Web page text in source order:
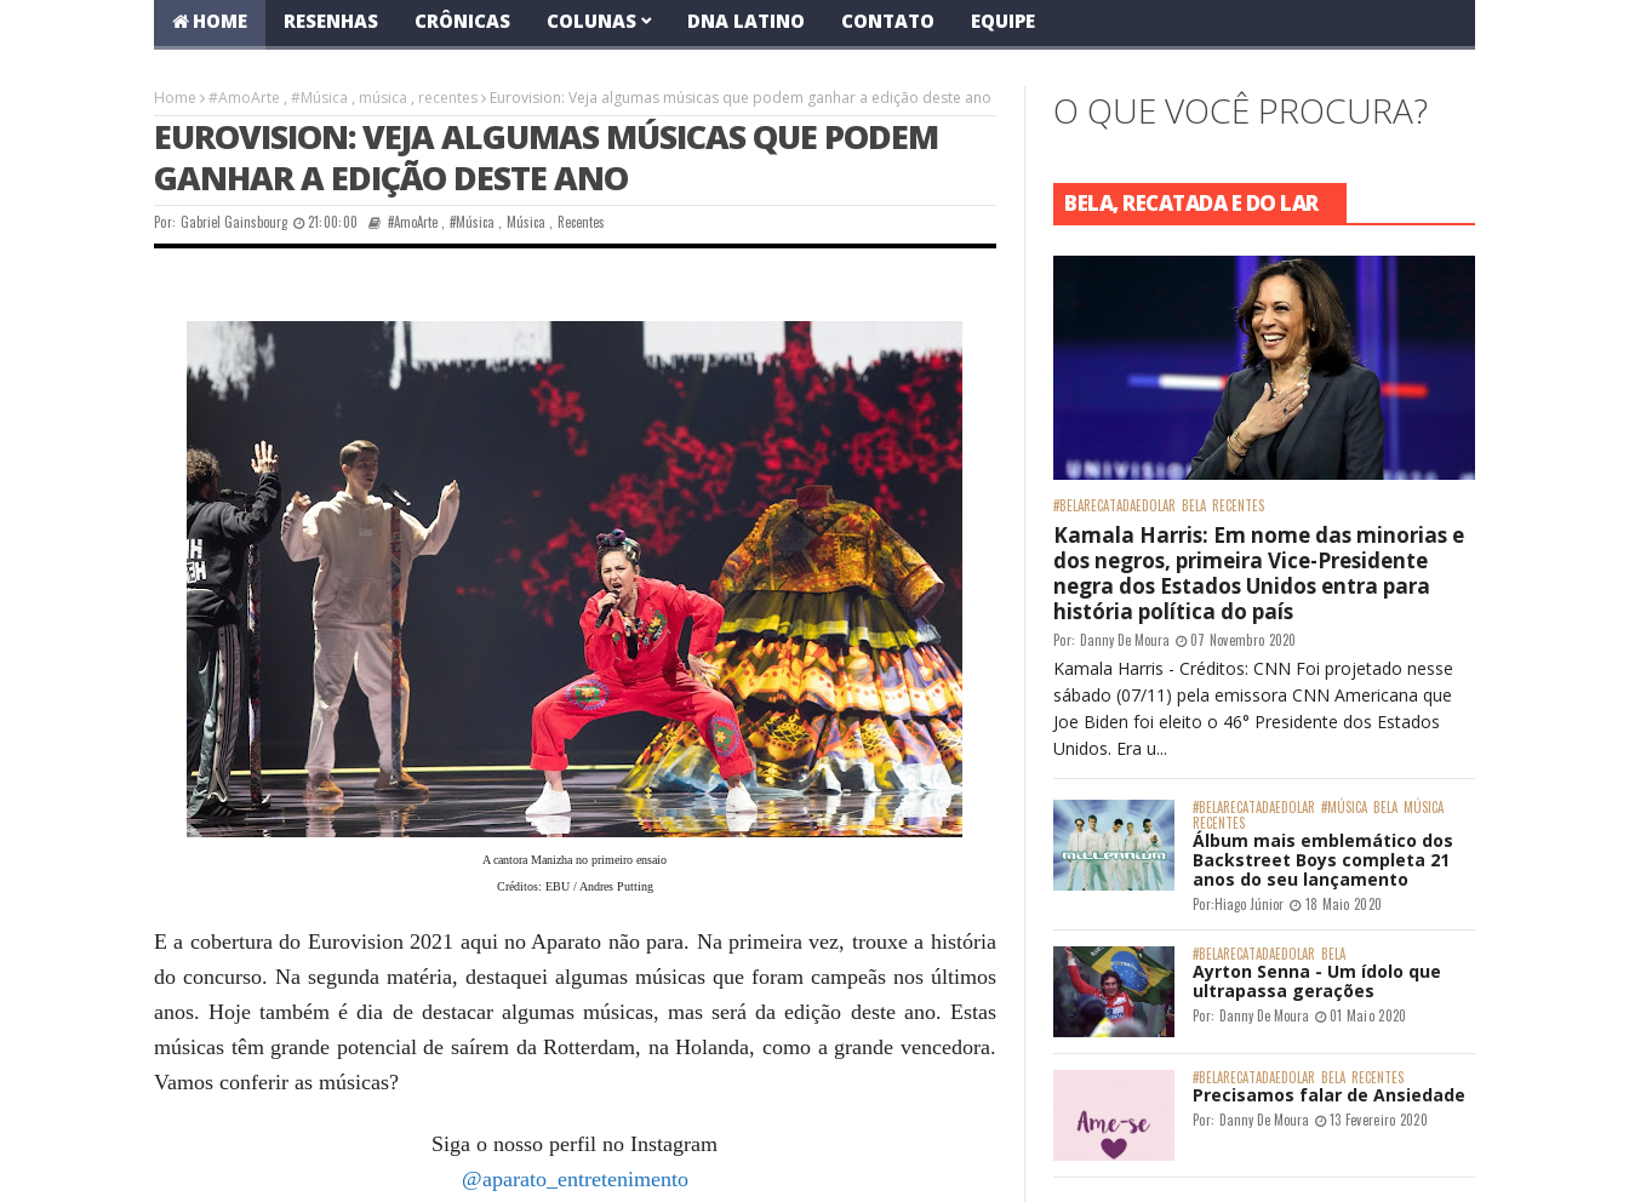
HOME RESENHAS CRÔNICAS COLUNAS DNA LATINO CONTATO EQUIPE
Home #AmoArte , #Música , música , recentes Eurovision: Veja algumas músicas que podem ganhar a edição deste ano
EUROVISION: VEJA ALGUMAS MÚSICAS QUE PODEM
GANHAR A EDIÇÃO DESTE ANO
Por: Gabriel Gainsbourg 21:00:00 #AmoArte ,#Música Música Recentes
A cantora Manizha no primeiro ensaio
Créditos: EBU / Andres Putting
E a cobertura do Eurovision 2021 aqui no Aparato não para. Na primeira vez, trouxe a história
do concurso. Na segunda matéria, destaquei algumas músicas que foram campeãs nos últimos
anos. Hoje também é dia de destacar algumas músicas, mas será da edição deste ano. Estas
músicas têm grande potencial de saírem da Rotterdam, na Holanda, como a grande vencedora.
Vamos conferir as músicas?
Siga o nosso perfil no Instagram
@aparato_entretenimento
O QUE VOCÊ PROCURA?
BELA, RECATADA E DO LAR
#BELARECATADAEDOLAR BELA RECENTES
Kamala Harris: Em nome das minorias e
dos negros, primeira Vice-Presidente
negra dos Estados Unidos entra para
história política do país
Por: Danny De Moura 07 Novembro 2020
Kamala Harris - Créditos: CNN Foi projetado nesse
sábado (07/11) pela emissora CNN Americana que
Joe Biden foi eleito o 46° Presidente dos Estados
Unidos. Era u...
#BELARECATADAEDOLAR #MÚSICA BELA MÚSICA
RECENTES
Álbum mais emblemático dos
Backstreet Boys completa 21
anos do seu lançamento
Por:Hiago Júnior 18 Maio 2020
#BELARECATADAEDOLAR BELA
Ayrton Senna - Um ídolo que
ultrapassa gerações
Por: Danny De Moura 01 Maio 2020
#BELARECATADAEDOLAR BELA RECENTES
Precisamos falar de Ansiedade
Por: Danny De Moura 13 Fevereiro 2020